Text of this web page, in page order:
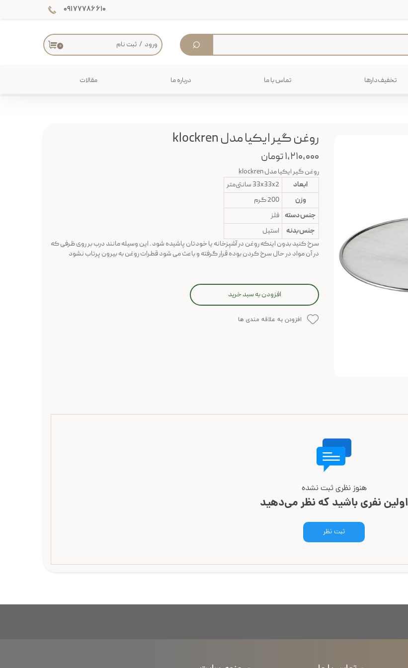
⌕
تخفیف‌دارها تماس با ما درباره ما مقالات
۰۹۱۷۷۷۸۶۶۱۰
۰ ورود / ثبت نام
روغن گیر ایکیا مدل klockren
۱,۲۱۰,۰۰۰ تومان
روغن گیر ایکیا مدل klockren
ابعاد
33x33x2 سانتی‌متر
وزن
200 گرم
جنس دسته فلز
جنس بدنه
استیل
سرخ کنید بدون اینکه روغن در آشپزخانه یا خودتان پاشیده شود . این وسیله مانند درب بر روی ظرفی که
در آن مواد در حال سرخ کردن بوده قرار گرفته و باعث می شود قطرات روغن به بیرون پرتاب نشود
افزودن به سبد خرید
افزودن به علاقه مندی ها
هنوز نظری ثبت نشده
اولین نفری باشید که نظر می‌دهید
ثبت نظر